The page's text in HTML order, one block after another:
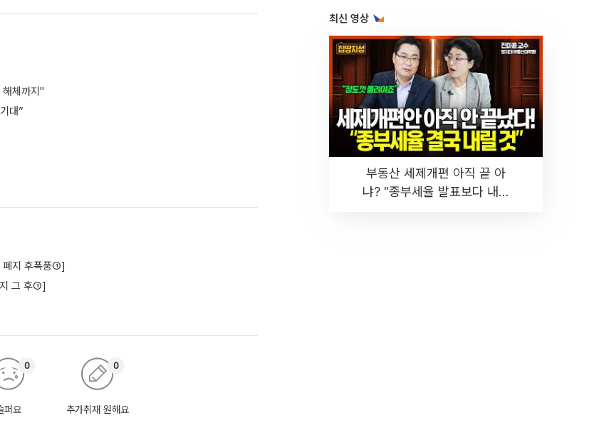
체까지"
대”
폐지 후폭풍①]
지 그 후①]
퍼요
0
추가취재 원해요
0
최신 영상
부동산 세제개편 아직 끝 아
냐? "종부세율 발표보다 내릴